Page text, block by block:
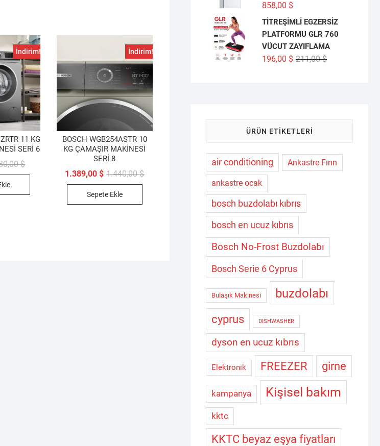
İndirim!
11 KG
SERİ 6
$Orijinal
Şu
İndirim!
BOSCH WGB254ASTR 10
KG ÇAMAŞIR MAKİNESİ
SERİ 8
1.440,00$Orijinal
1.389,00$
Şu
Sepete Ekle
858,00 $
TİTREŞİMLİ EGZERSİZ
PLATFORMU GLR 760
VÜCUT ZAYIFLAMA
211,00$Orijinal
196,00 $
Şu
ÜRÜN ETIKETLERI
air conditioning Ankastre Fırın
ankastre ocak
bosch buzdolabı kıbrıs
bosch en ucuz kıbrıs
Bosch No-Frost Buzdolabı
Bosch Serie 6 Cyprus
Bulaşık Makinesi buzdolabı
cyprus DISHWASHER
dyson en ucuz kıbrıs
Elektronik FREEZER girne
kampanya Kişisel bakım
kktc
KKTC beyaz eşya fiyatları